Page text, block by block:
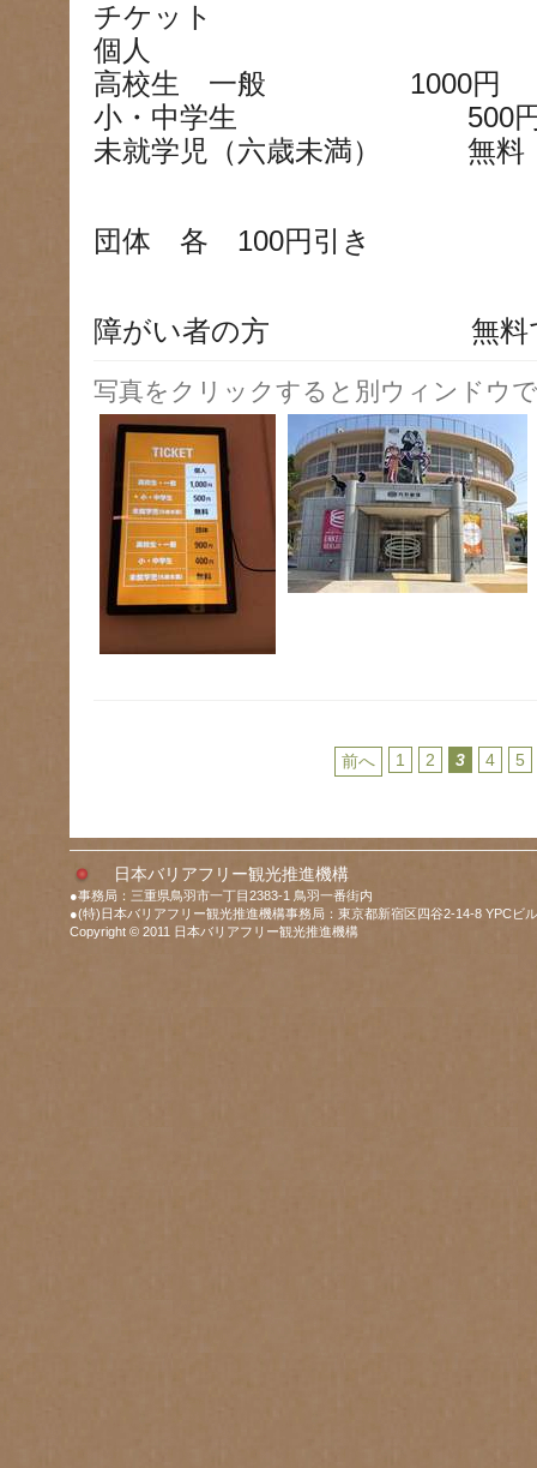
チケット
個人
高校生 一般 1000円
小・中学生 500
未就学児（六歳未満） 無料
団体 各 100円引き
障がい者の方 無料で
写真をクリックすると別ウィンドウ
前へ 1 2 3 4 5
日本バリアフリー観光推進機構
●事務局：三重県鳥羽市一丁目2383-1 鳥羽一番街内
●(特)日本バリアフリー観光推進機構事務局：東京都新宿区四谷2-14-8 YPCビ
Copyright © 2011 日本バリアフリー観光推進機構